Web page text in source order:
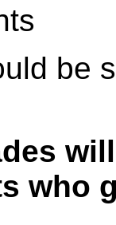
be
who